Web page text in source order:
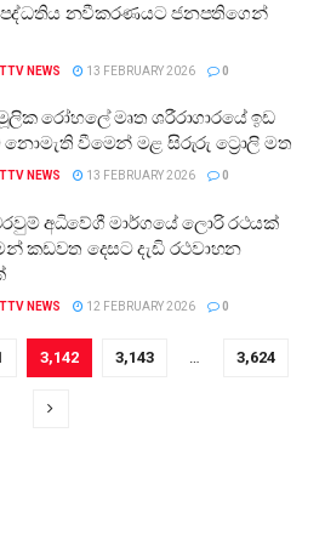
පද්ධතිය නවීකරණයට ජනපතිගෙන්
NEWS 13 FEBRUARY 2026 0
රෝහලේ මෘත ශරීරාගාරයේ ඉඩ
වීමෙන් මළ සිරුරු ට්‍රොලි මත
NEWS 13 FEBRUARY 2026 0
අධිවේගී මාර්ගයේ ලොරි රථයක්
කඩවත දෙසට දැඩි රථවාහන
NEWS 12 FEBRUARY 2026 0
3,142 3,143 3,624